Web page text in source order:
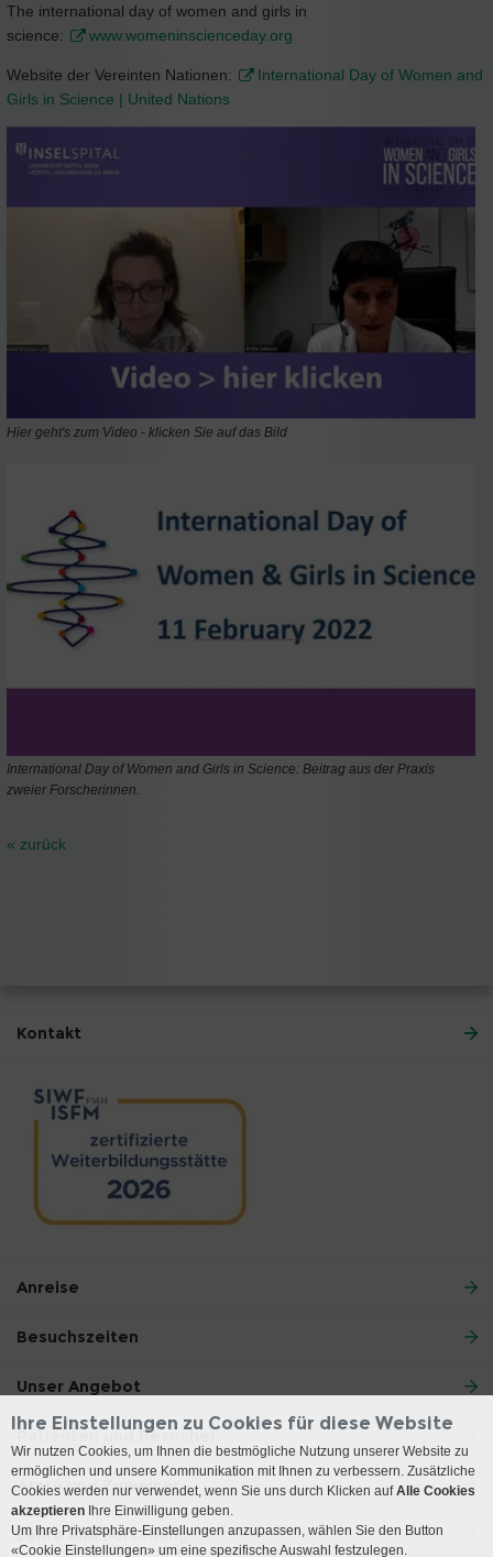
The international day of women and girls in
science:
www.womeninscienceday.org
Website der Vereinten Nationen:
International Day of Women and
Girls in Science | United Nations
Hier geht's zum Video - klicken Sie auf das Bild
International Day of Women and Girls in Science: Beitrag aus der Praxis
zweier Forscherinnen.
« zurück
Kontakt
Anreise
Besuchszeiten
Unser Angebot
Patienten und Besucher
Ärzte und Zuweiser
Lehre und Forschung
Ihre Einstellungen zu Cookies für diese Website
Wir nutzen Cookies, um Ihnen die bestmögliche Nutzung unserer Website zu
ermöglichen und unsere Kommunikation mit Ihnen zu verbessern. Zusätzliche
Cookies werden nur verwendet, wenn Sie uns durch Klicken aufAlle Cookies
akzeptieren Ihre Einwilligung geben.
Um Ihre Privatsphäre-Einstellungen anzupassen, wählen Sie den Button
«Cookie Einstellungen» um eine spezifische Auswahl festzulegen.